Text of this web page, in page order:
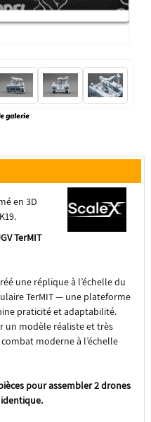
galerie
en 3D
TerMIT
une réplique à l’échelle du
TerMIT — une plateforme
praticité et adaptabilité.
un modèle réaliste et très
moderne à l’échelle
pour assembler 2 drones